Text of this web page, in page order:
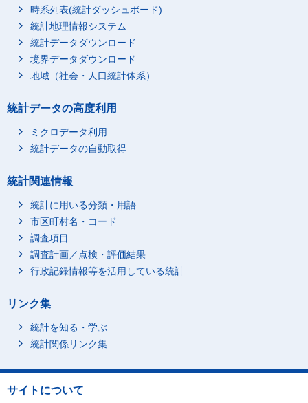
時系列表(統計ダッシュボード)
統計地理情報システム
統計データダウンロード
境界データダウンロード
地域（社会・人口統計体系）
統計データの高度利用
ミクロデータ利用
統計データの自動取得
統計関連情報
統計に用いる分類・用語
市区町村名・コード
調査項目
調査計画／点検・評価結果
行政記録情報等を活用している統計
リンク集
統計を知る・学ぶ
統計関係リンク集
サイトについて